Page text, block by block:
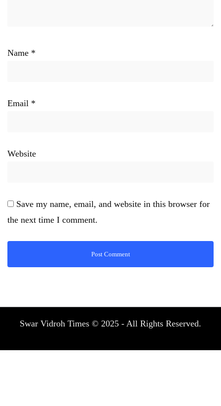
Name *
Email *
Website
Save my name, email, and website in this browser for
the next time I comment.
Swar Vidroh Times © 2025 - All Rights Reserved.